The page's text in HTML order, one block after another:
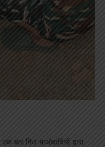
बार फिर माओवादियों द्वारा